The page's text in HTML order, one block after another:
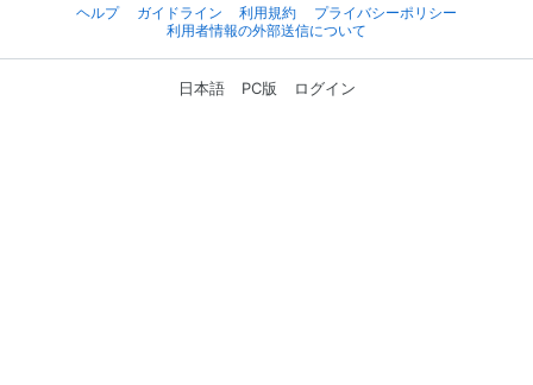
ヘルプ
ガイドライン 利用規約
プライバシーポリシー
利用者情報の外部送信について
日本語 PC版 ログイン